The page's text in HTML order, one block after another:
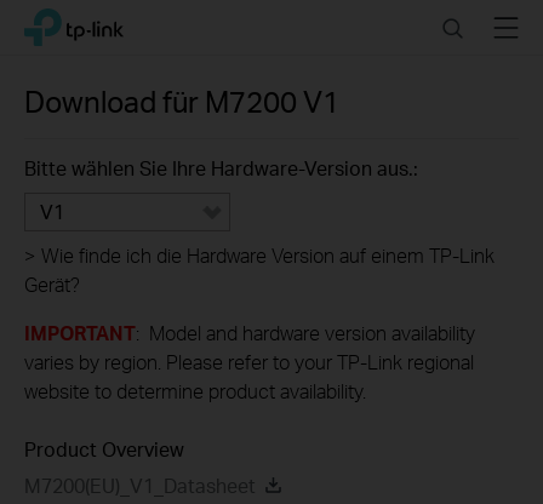
Click
navigation
TP-Link, Reliably Smart SearchMenu
Download für M7200 V1
Bitte wählen Sie Ihre Hardware-Version aus.:
V1
> Wie finde ich die Hardware Version auf einem TP-Link
Gerät?
IMPORTANT: Model and hardware version availability
varies by region. Please refer to your TP-Link regional
website to determine product availability.
Product Overview
M7200(EU)_V1_Datasheet